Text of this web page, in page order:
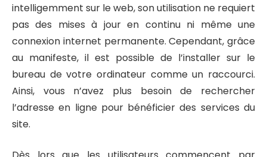
intelligemment sur le web, son utilisation ne requiert
pas des mises à jour en continu ni même une
connexion internet permanente. Cependant, grâce
au manifeste, il est possible de l’installer sur le
bureau de votre ordinateur comme un raccourci.
Ainsi, vous n’avez plus besoin de rechercher
l’adresse en ligne pour bénéficier des services du
site.